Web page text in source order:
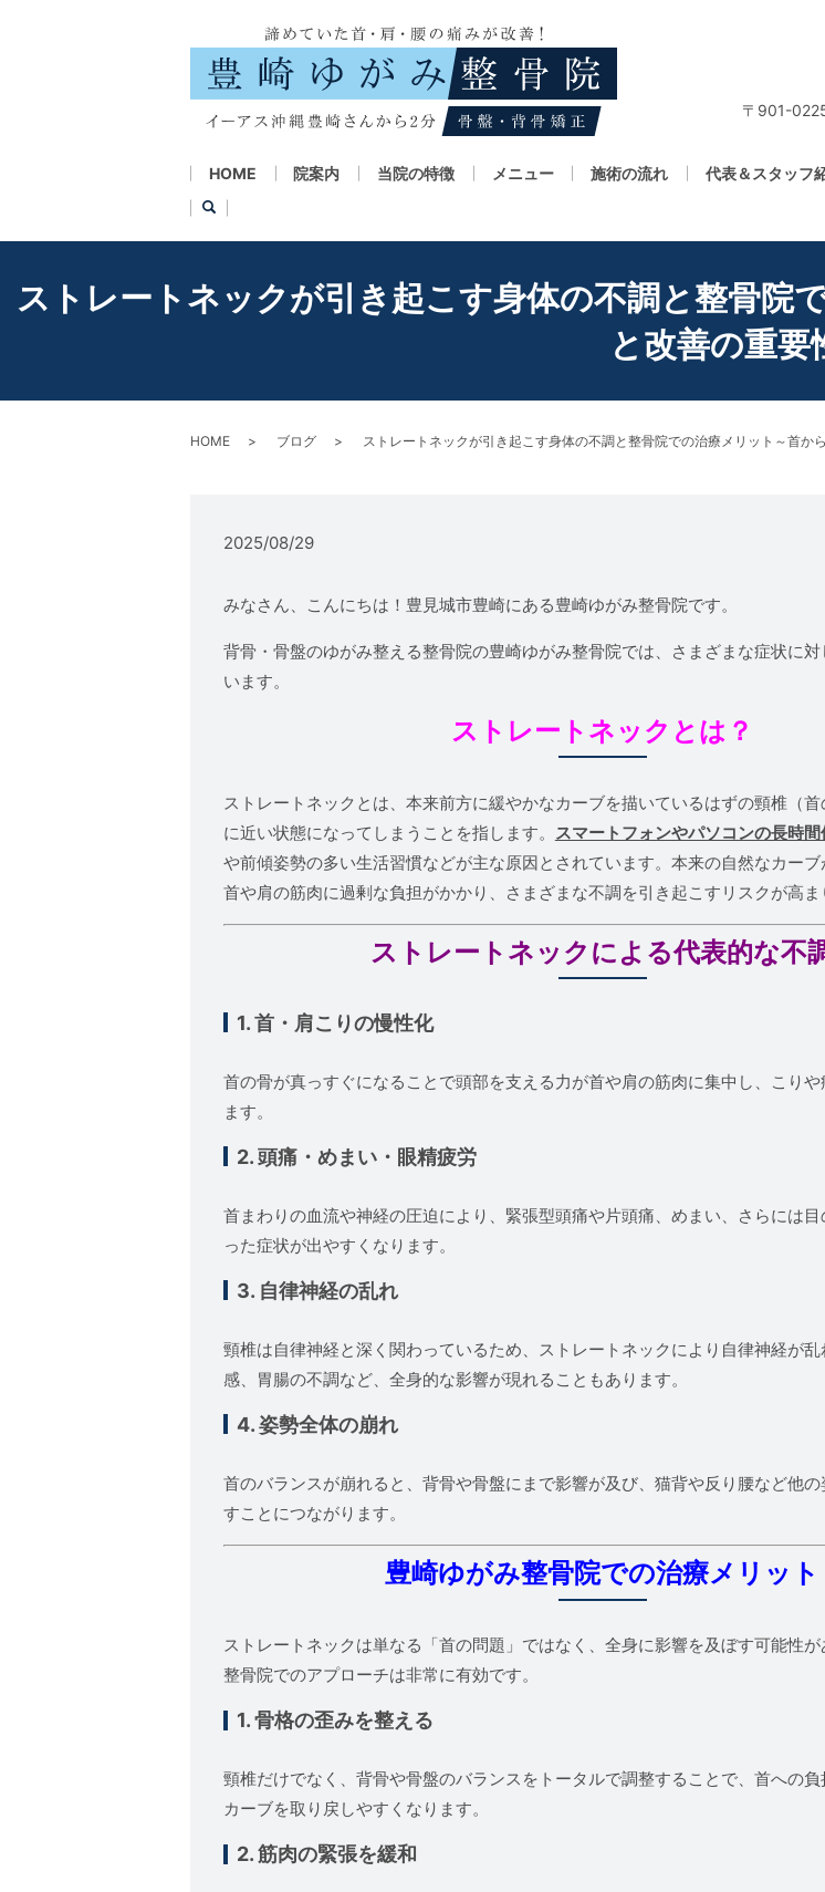
HOME 院案内 当院の特徴 メニュー 施術の流れ 代表＆スタッフ
〒901-
ストレートネックが引き起こす身体の不調と整骨院
と改善の重要
HOME ブログ ストレートネックが引き起こす身体の不調と整骨院での治療メリット～首か
2025/08/29
みなさん、こんにちは！豊見城市豊崎にある豊崎ゆがみ整骨院です。
背骨・骨盤のゆがみ整える整骨院の豊崎ゆがみ整骨院では、さまざまな症状に
います。
ストレートネックとは？
ストレートネックとは、本来前方に緩やかなカーブを描いているはずの頸椎（
に近い状態になってしまうことを指します。
スマートフォンやパソコンの長時間
や前傾姿勢の多い生活習慣などが主な原因とされています。本来の自然なカーブ
首や肩の筋肉に過剰な負担がかかり、さまざまな不調を引き起こすリスクが高ま
ストレートネックによる代表的な不
1. 首・肩こりの慢性化
首の骨が真っすぐになることで頭部を支える力が首や肩の筋肉に集中し、こり
ます。
2. 頭痛・めまい・眼精疲労
首まわりの血流や神経の圧迫により、緊張型頭痛や片頭痛、めまい、さらには
った症状が出やすくなります。
3. 自律神経の乱れ
頸椎は自律神経と深く関わっているため、ストレートネックにより自律神経が
感、胃腸の不調など、全身的な影響が現れることもあります。
4. 姿勢全体の崩れ
首のバランスが崩れると、背骨や骨盤にまで影響が及び、猫背や反り腰など他の
すことにつながります。
豊崎ゆがみ整骨院での治療メリット
ストレートネックは単なる「首の問題」ではなく、全身に影響を及ぼす可能性
整骨院でのアプローチは非常に有効です。
1. 骨格の歪みを整える
頸椎だけでなく、背骨や骨盤のバランスをトータルで調整することで、首への
カーブを取り戻しやすくなります。
2. 筋肉の緊張を緩和